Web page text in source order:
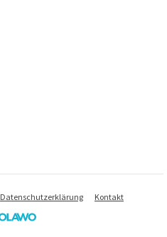
Datenschutzerklärung Kontakt